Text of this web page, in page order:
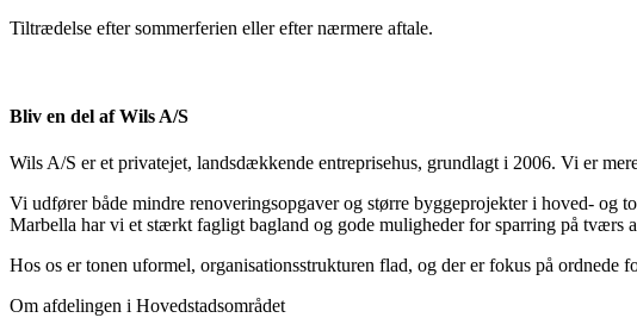
Tiltrædelse efter sommerferien eller efter nærmere aftale.
Bliv en del af Wils A/S
Wils A/S er et privatejet, landsdækkende entreprisehus, grundlagt i 2006. Vi er
Vi udfører både mindre renoveringsopgaver og større byggeprojekter i hoved-
Marbella har vi et stærkt fagligt bagland og gode muligheder for sparring på tværs
Hos os er tonen uformel, organisationsstrukturen flad, og der er fokus på ordnede
Om afdelingen i Hovedstadsområdet